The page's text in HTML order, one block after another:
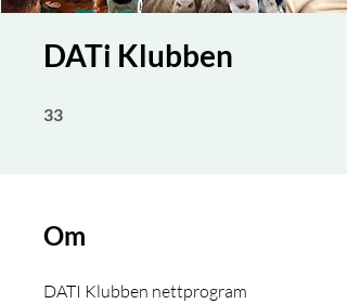
DATi Klubben
33
Om
DATI Klubben nettprogram